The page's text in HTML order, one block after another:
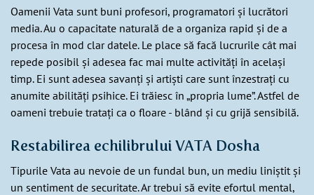
Oamenii Vata sunt buni profesori, programatori și lucrători
media. Au o capacitate naturală de a organiza rapid și de a
procesa în mod clar datele. Le place să facă lucrurile cât mai
repede posibil și adesea fac mai multe activități în același
timp. Ei sunt adesea savanți și artiști care sunt înzestrați cu
anumite abilități psihice. Ei trăiesc în „propria lume”. Astfel de
oameni trebuie tratați ca o floare - blând și cu grijă sensibilă.
Restabilirea echilibrului VATA Dosha
Tipurile Vata au nevoie de un fundal bun, un mediu liniștit și
un sentiment de securitate. Ar trebui să evite efortul mental,